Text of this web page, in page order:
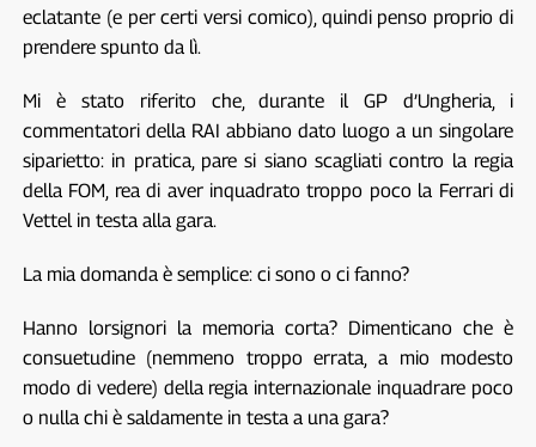
eclatante (e per certi versi comico), quindi penso proprio di
prendere spunto da lì.
Mi è stato riferito che, durante il GP d’Ungheria, i
commentatori della RAI abbiano dato luogo a un singolare
siparietto: in pratica, pare si siano scagliati contro la regia
della FOM, rea di aver inquadrato troppo poco la Ferrari di
Vettel in testa alla gara.
La mia domanda è semplice: ci sono o ci fanno?
Hanno lorsignori la memoria corta? Dimenticano che è
consuetudine (nemmeno troppo errata, a mio modesto
modo di vedere) della regia internazionale inquadrare poco
o nulla chi è saldamente in testa a una gara?